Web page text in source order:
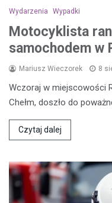
Wydarzenia Wypadki
Motocyklista
samochodem w
Mariusz Wieczorek 8
Wczoraj w miejscowości
Chełm, doszło do
Czytaj dalej